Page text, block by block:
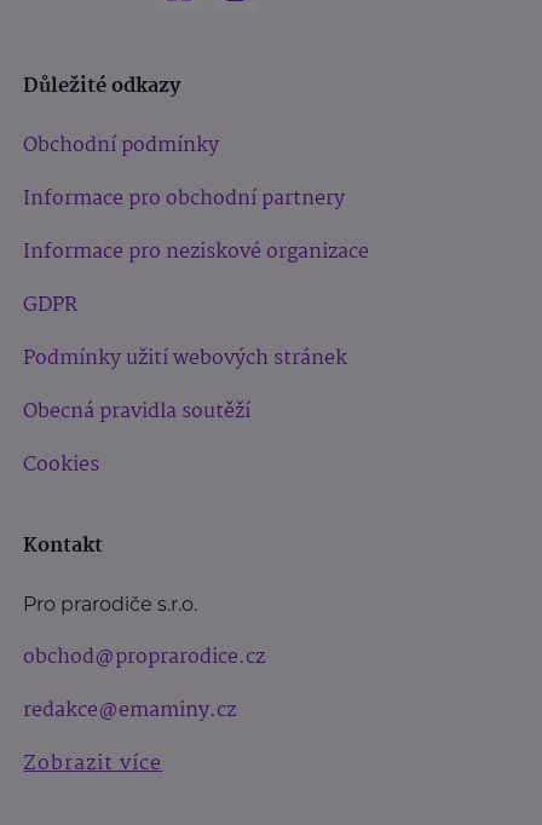
Důležité odkazy
Obchodní podmínky
Informace pro obchodní partnery
Informace pro neziskové organizace
GDPR
Podmínky užití webových stránek
Obecná pravidla soutěží
Cookies
Kontakt
Pro prarodiče s.r.o.
obchod@proprarodice.cz
redakce@emaminy.cz
Zobrazit více